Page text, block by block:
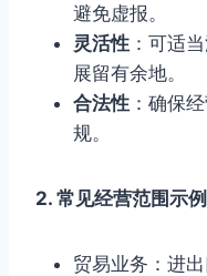
避免虚报。
灵活性 ：可适
展留有余地。
合法性 ：确保
规。
2. 常见经营范围示例
贸易业务：进